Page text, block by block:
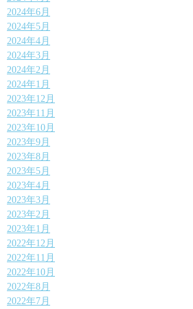
2024年6月
2024年5月
2024年4月
2024年3月
2024年2月
2024年1月
2023年12月
2023年11月
2023年10月
2023年9月
2023年8月
2023年5月
2023年4月
2023年3月
2023年2月
2023年1月
2022年12月
2022年11月
2022年10月
2022年8月
2022年7月